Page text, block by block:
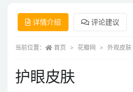
详情介绍 评论建议
当前位置： 首页 花瓣网 外观皮肤
护眼皮肤